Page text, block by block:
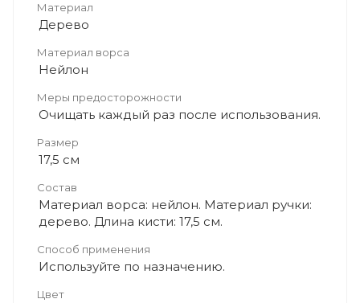
Материал
Дерево
Материал ворса
Нейлон
Меры предосторожности
Очищать каждый раз после использования.
Размер
17,5 см
Состав
Материал ворса: нейлон. Материал ручки:
дерево. Длина кисти: 17,5 см.
Способ применения
Используйте по назначению.
Цвет